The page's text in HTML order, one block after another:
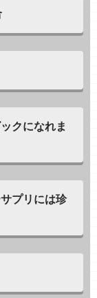
クになれま
プリには珍